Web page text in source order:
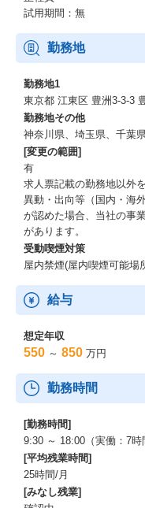
試用期間：無
勤務地
勤務地1
東京都 江東区 豊洲3-3-3
勤務地その他
神奈川県、埼玉県、千葉
[変更の範囲]
有
求人票記載の勤務地以外
異動・出向等（国内・海
が認めた場合、当社の事
があります。
受動喫煙対策
屋内禁煙(屋内喫煙可能場
給与
想定年収
550 ～ 850 万円
勤務時間
[勤務時間]
9:30 ～ 18:00（実働：7
[平均残業時間]
25時間/月
[みなし残業]